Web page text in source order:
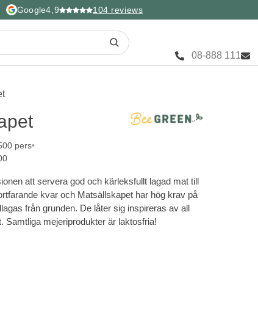
Google4,9 104 reviews
08-888 111
pers
att servera god och kärleksfullt lagad mat till
kvar och Matsällskapet har hög krav på
från grunden. De låter sig inspireras av all
mejeriprodukter är laktosfria!